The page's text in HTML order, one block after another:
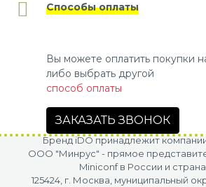
Способы оплаты
Вы можете оплатить покупки
либо выбрать другой
способ оплаты
ЗАКАЗАТЬ ЗВОНОК
Бренд iDO принадлежит
OOO "Минрус" - прямое
Miniconf в России и
125424, г. Москва, муниципальный